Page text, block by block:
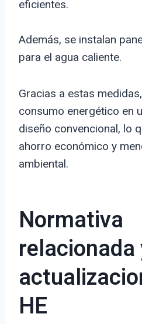
eficientes.
Además, se instalan
para el agua caliente.
Gracias a estas
consumo energético en
diseño convencional, lo
ahorro económico y
ambiental.
Normativa
relacionada
HE